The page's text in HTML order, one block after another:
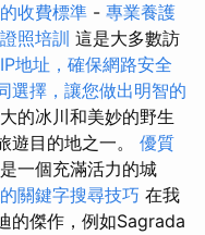
收費標準 - 專業養護
照培訓 這是大多數訪
地址，確保網路安全
選擇，讓您做出明智的
的冰川和美妙的野生
遊目的地之一。 優質
一個充滿活力的城
關鍵字搜尋技巧 在我
的傑作，例如Sagrada